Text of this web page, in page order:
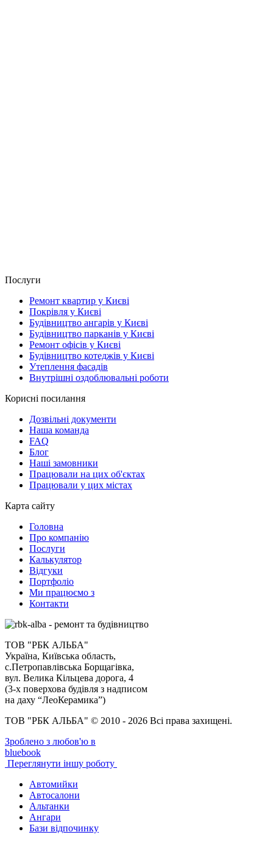
Послуги
Ремонт квартир у Києві
Покрівля у Києві
Будівництво ангарів у Києві
Будівництво парканів у Києві
Ремонт офісів у Києві
Будівництво котеджів у Києві
Утеплення фасадів
Внутрішні оздоблювальні роботи
Корисні посилання
Дозвільні документи
Наша команда
FAQ
Блог
Наші замовники
Працювали на цих об'єктах
Працювали у цих містах
Карта сайту
Головна
Про компанію
Послуги
Калькулятор
Відгуки
Портфоліо
Ми працюємо з
Контакти
ТОВ "РБК АЛЬБА"
Україна, Київська область,
с.Петропавлівська Борщагівка,
вул. Велика Кільцева дорога, 4
(3-х поверхова будівля з надписом
на даху “ЛеоКерамика”)
ТОВ "РБК АЛЬБА" © 2010 - 2026 Всі права захищені.
Зроблено з любов'ю в
bluebook
Переглянути іншу роботу
Автомийки
Автосалони
Альтанки
Ангари
Бази відпочинку